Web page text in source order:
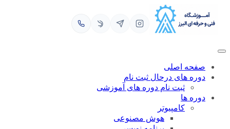
محتوا
صفحه اصلی
دوره های درحال ثبت نام
ثبت نام دوره های آموزشی
دوره ها
کامپیوتر
هوش مصنوعی